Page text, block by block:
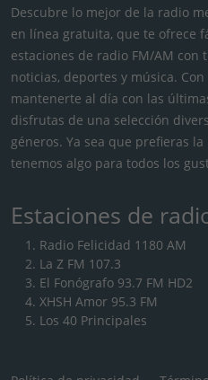
Descubre lo mejor de la radio
en línea gratuita, que te ofrece
estaciones de radio FM/AM con
noticias, deportes y música.
mantenerte al día con las
disfrutas de una selección
géneros. Ya sea que prefieras
tenemos algo para todos los
Estaciones de
Radio Felicidad 1180 AM
La Z FM 107.3
El Fonógrafo 93.7 FM HD2
XHSH Amor 95.3 FM
Los 40 Principales